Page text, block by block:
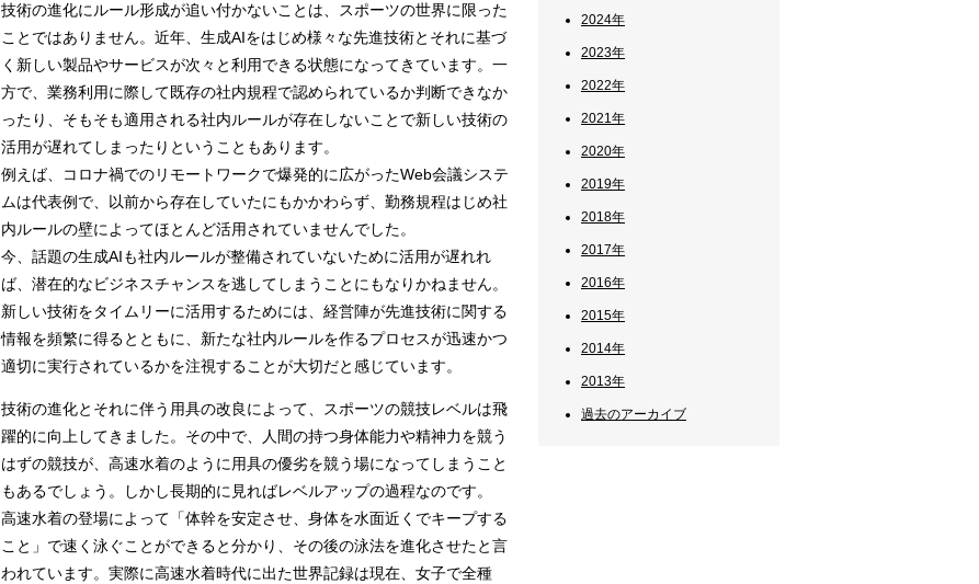
技術の進化にルール形成が追い付かないことは、スポーツの世界に限った
ことではありません。近年、生成AIをはじめ様々な先進技術とそれに基づ
く新しい製品やサービスが次々と利用できる状態になってきています。一
方で、業務利用に際して既存の社内規程で認められているか判断できなか
ったり、そもそも適用される社内ルールが存在しないことで新しい技術の
活用が遅れてしまったりということもあります。
例えば、コロナ禍でのリモートワークで爆発的に広がったWeb会議システ
ムは代表例で、以前から存在していたにもかかわらず、勤務規程はじめ社
内ルールの壁によってほとんど活用されていませんでした。
今、話題の生成AIも社内ルールが整備されていないために活用が遅れれ
ば、潜在的なビジネスチャンスを逃してしまうことにもなりかねません。
新しい技術をタイムリーに活用するためには、経営陣が先進技術に関する
情報を頻繁に得るとともに、新たな社内ルールを作るプロセスが迅速かつ
適切に実行されているかを注視することが大切だと感じています。
技術の進化とそれに伴う用具の改良によって、スポーツの競技レベルは飛
躍的に向上してきました。その中で、人間の持つ身体能力や精神力を競う
はずの競技が、高速水着のように用具の優劣を競う場になってしまうこと
もあるでしょう。しかし長期的に見ればレベルアップの過程なのです。
高速水着の登場によって「体幹を安定させ、身体を水面近くでキープする
こと」で速く泳ぐことができると分かり、その後の泳法を進化させたと言
われています。実際に高速水着時代に出た世界記録は現在、女子で全種
2024年
2023年
2022年
2021年
2020年
2019年
2018年
2017年
2016年
2015年
2014年
2013年
過去のアーカイブ